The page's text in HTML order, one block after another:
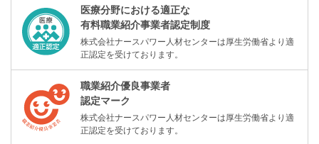
医療分野における適正な
有料職業紹介事業者認定制度
株式会社ナースパワー人材センターは厚生労働省より適
正認定を受けております。
職業紹介優良事業者
認定マーク
株式会社ナースパワー人材センターは厚生労働省より適
正認定を受けております。